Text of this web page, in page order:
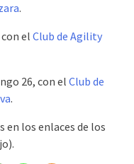
.
elClub de Agility
26, con elClub de
.
en los enlaces de los